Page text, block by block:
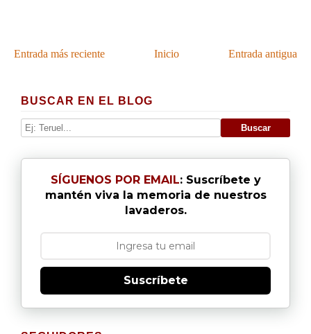
Entrada más reciente Entrada antigua
Inicio
BUSCAR EN EL BLOG
SÍGUENOS POR EMAIL: Suscríbete y
mantén viva la memoria de nuestros
lavaderos.
Suscríbete